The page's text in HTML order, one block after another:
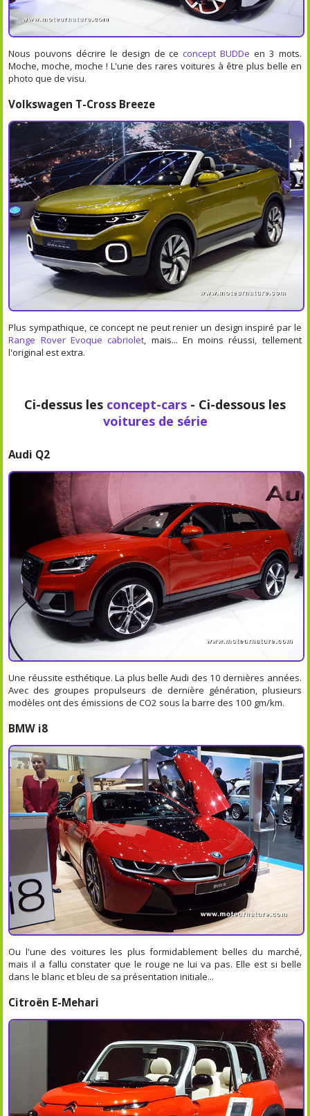
Nous pouvons décrire le design de ceconcept BUDDe en 3 mots.
Moche, moche, moche ! L'une des rares voitures à être plus belle en
photo que de visu.
Volkswagen T-Cross Breeze
Plus sympathique, ce concept ne peut renier un design inspiré par le
Range Rover Evoque cabriolet, mais... En moins réussi, tellement
l'original est extra.
Ci-dessus les concept-cars - Ci-dessous les
voitures de série
Audi Q2
Une réussite esthétique. La plus belle Audi des 10 dernières années.
Avec des groupes propulseurs de dernière génération, plusieurs
modèles ont des émissions de CO2 sous la barre des 100 gm/km.
BMW i8
Ou l'une des voitures les plus formidablement belles du marché,
mais il a fallu constater que le rouge ne lui va pas. Elle est si belle
dans le blanc et bleu de sa présentation initiale...
Citroën E-Mehari